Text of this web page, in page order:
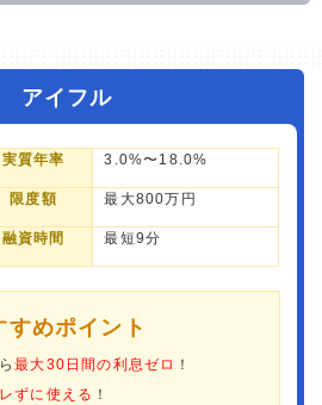
アイフル
実質年率 3.0%〜18.0%
限度額 最大800万円
融資時間 最短9分
すめポイント
最大30日間の利息ゼロ ！
ずに使える ！